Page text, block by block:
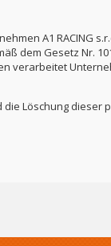
A1 RACING
dem Gesetz Nr.
verarbeitet
Löschung dieser